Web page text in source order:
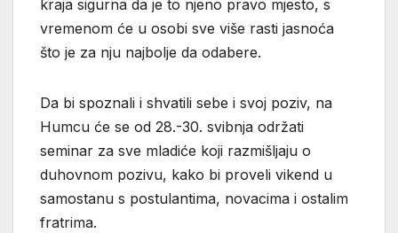
kraja sigurna da je to njeno pravo mjesto, s
vremenom će u osobi sve više rasti jasnoća
što je za nju najbolje da odabere.
Da bi spoznali i shvatili sebe i svoj poziv, na
Humcu će se od 28.-30. svibnja održati
seminar za sve mladiće koji razmišljaju o
duhovnom pozivu, kako bi proveli vikend u
samostanu s postulantima, novacima i ostalim
fratrima.